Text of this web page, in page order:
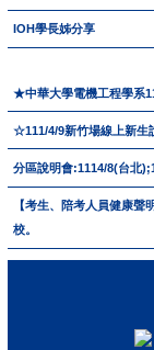
IOH學長姊分享
★中華大學電機工程學系
☆111/4/9新竹場線上新
分區說明會:1114/8(台北
【考生、陪考人員健康聲
校。